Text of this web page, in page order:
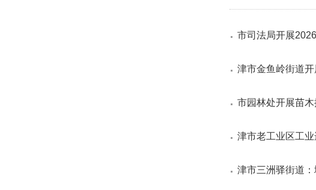
市司法局开展
津市金鱼岭街道
市园林处开展苗
津市老工业区工
津市三洲驿街道